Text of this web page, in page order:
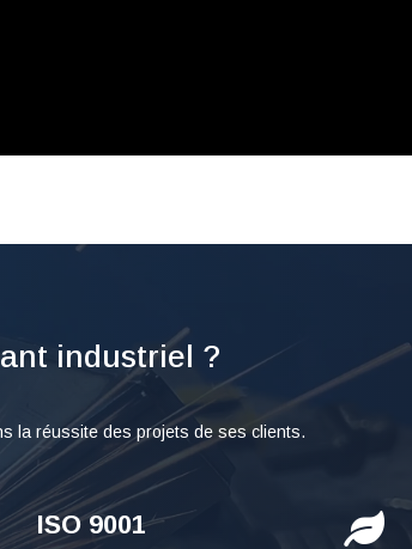
industriel ?
la réussite des projets de ses clients.
ISO 9001 